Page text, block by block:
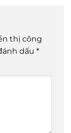
thị công
dấu *